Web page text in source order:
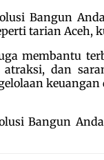
Bangun
tarian Aceh,
membantu
dan
Bangun